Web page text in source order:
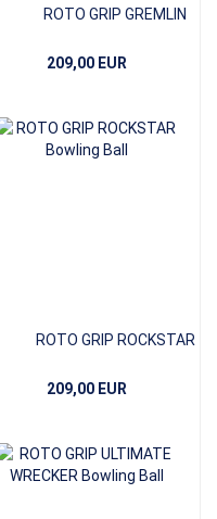
ROTO GRIP GREMLIN
209,00 EUR
ROTO GRIP ROCKSTAR
209,00 EUR